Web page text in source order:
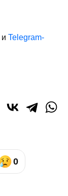
и Telegram-
0